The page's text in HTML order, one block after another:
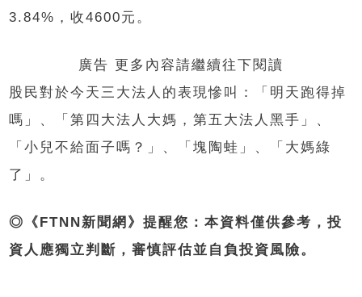
3.84%，收4600元。
廣告 更多內容請繼續往下閱讀
股民對於今天三大法人的表現慘叫：「明天跑得掉
嗎」、「第四大法人大媽，第五大法人黑手」、
「小兒不給面子嗎？」、「塊陶蛙」、「大媽綠
了」。
◎《FTNN新聞網》提醒您：本資料僅供參考，投
資人應獨立判斷，審慎評估並自負投資風險。